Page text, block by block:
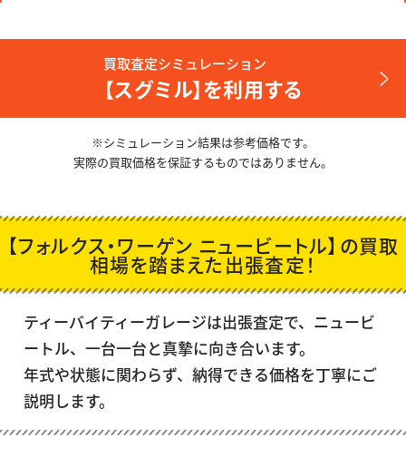
買取査定シミュレーション
【スグミル】を利用する
※シミュレーション結果は参考価格です。
実際の買取価格を保証するものではありません。
【フォルクス・ワーゲン ニュービートル】の買取
相場を踏まえた出張査定！
ティーバイティーガレージは出張査定で、 ニュービ
ートル、一台一台と真摯に向き合います。
年式や状態に関わらず、納得できる価格を丁寧にご
説明します。